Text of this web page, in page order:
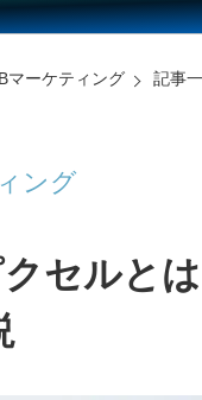
マーケティング 記事
ング
セルと